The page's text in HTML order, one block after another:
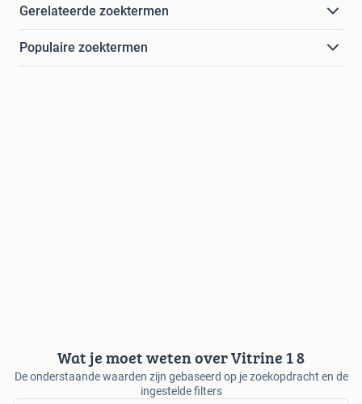
Gerelateerde zoektermen
Populaire zoektermen
Wat je moet weten over Vitrine 1 8
De onderstaande waarden zijn gebaseerd op je zoekopdracht en de
ingestelde filters